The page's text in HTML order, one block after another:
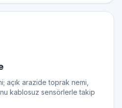
açık arazide toprak nemi,
kablosuz sensörlerle takip